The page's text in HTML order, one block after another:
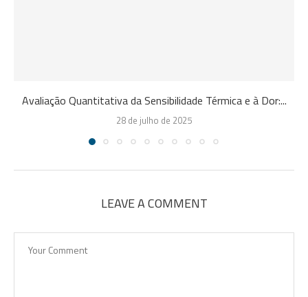
Avaliação Quantitativa da Sensibilidade Térmica e à Dor:...
28 de julho de 2025
LEAVE A COMMENT